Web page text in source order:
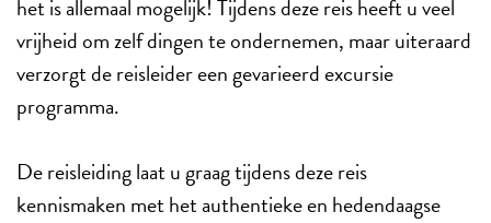
het is allemaal mogelijk! Tijdens deze reis heeft u veel
vrijheid om zelf dingen te ondernemen, maar uiteraard
verzorgt de reisleider een gevarieerd excursie
programma.
De reisleiding laat u graag tijdens deze reis
kennismaken met het authentieke en hedendaagse